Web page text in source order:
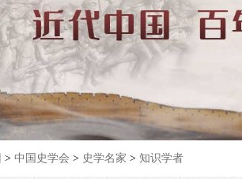
> 中国史学会 > 史学名家 > 知识学者